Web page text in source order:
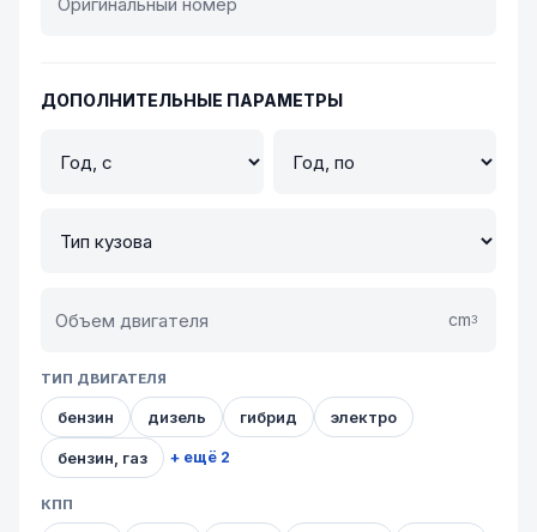
ДОПОЛНИТЕЛЬНЫЕ ПАРАМЕТРЫ
cm3
ТИП ДВИГАТЕЛЯ
бензин дизель гибрид электро
бензин, газ + ещё 2
КПП